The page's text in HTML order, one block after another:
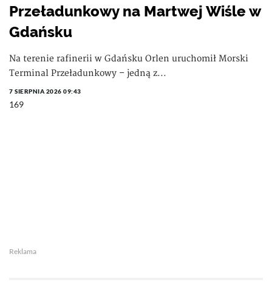
Przeładunkowy na Martwej Wiśle w
Gdańsku
Na terenie rafinerii w Gdańsku Orlen uruchomił Morski
Terminal Przeładunkowy – jedną z...
7 SIERPNIA 2026 09:43
169
Reklama